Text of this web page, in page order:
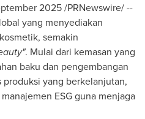
2025/PRNewswire/ --
yang menyediakan
semakin
. Mulai dari kemasan yang
baku dan pengembangan
yang berkelanjutan,
ESG guna menjaga